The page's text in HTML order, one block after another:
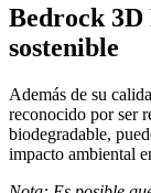
Bedrock
sostenible
Además de su
reconocido por ser
biodegradable,
impacto ambiental